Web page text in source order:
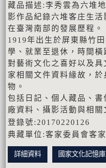
藏品描述:李秀雲為六堆
影作品紀錄六堆客庄生
在臺灣南部的發展歷程。
1919年出生於屏東縣竹
學、就業至退休，時間
對藝術文化之喜好以及
家相關文件資料緣故，
物。
包括日記、個人藏品、
廠資料、攝影活動與相關
登錄號:20170220126
典藏單位:客家委員會客
詳細資料 國家文化記憶庫